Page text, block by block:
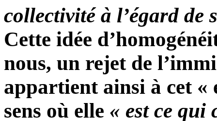
collectivité à l’égard de
Cette idée
nous, un rejet de
appartient ainsi à cet «
sens où elle « est ce qui